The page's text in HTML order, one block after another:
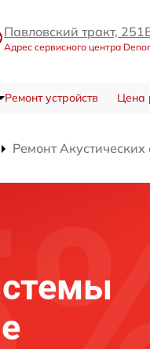
Павловский тракт,
Адрес сервисного центра
Ремонт устройств Цена
Ремонт Акустических